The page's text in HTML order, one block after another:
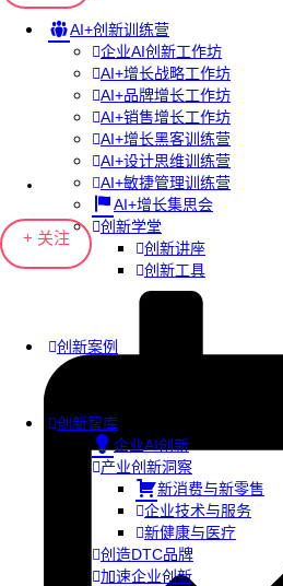
AI+创新训练营
企业AI创新工作坊
AI+增长战略工作坊
AI+品牌增长工作坊
AI+销售增长工作坊
AI+增长黑客训练营
AI+设计思维训练营
AI+敏捷管理训练营
AI+增长集思会
创新学堂
创新讲座
创新工具
创新案例
创新智库
企业AI创新
产业创新洞察
新消费与新零售
企业技术与服务
新健康与医疗
创造DTC品牌
加速企业创新
+ 关注